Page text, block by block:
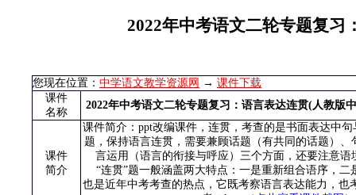
2022年中考语文二轮专题复习
您现在位置： 中学语文教学资源网 → 课件下载
课件
名称
2022年中考语文二轮专题复习：语言表达连贯(人教版
课件
简介
课件简介：ppt改编课件，连贯，考查的是书面表达中
题，保持语言连贯，需要兼顾话题（有共同的话题）、
言运用（语言的衔接与呼应）三个方面，还要注意语
“连贯”题一般涵盖两大特点：一是重新组合语序，二
也是近年中考考查的热点，它既考察语言表达能力，也